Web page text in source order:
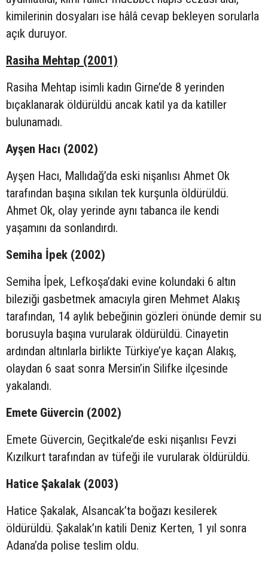
kimilerinin dosyaları ise hâlâ cevap bekleyen sorularla
açık duruyor.
Rasiha Mehtap (2001)
Rasiha Mehtap isimli kadın Girne’de 8 yerinden
bıçaklanarak öldürüldü ancak katil ya da katiller
bulunamadı.
Ayşen Hacı (2002)
Ayşen Hacı, Mallıdağ’da eski nişanlısı Ahmet Ok
tarafından başına sıkılan tek kurşunla öldürüldü.
Ahmet Ok, olay yerinde aynı tabanca ile kendi
yaşamını da sonlandırdı.
Semiha İpek (2002)
Semiha İpek, Lefkoşa’daki evine kolundaki 6 altın
bileziği gasbetmek amacıyla giren Mehmet Alakış
tarafından, 14 aylık bebeğinin gözleri önünde demir su
borusuyla başına vurularak öldürüldü. Cinayetin
ardından altınlarla birlikte Türkiye’ye kaçan Alakış,
olaydan 6 saat sonra Mersin’in Silifke ilçesinde
yakalandı.
Emete Güvercin (2002)
Emete Güvercin, Geçitkale’de eski nişanlısı Fevzi
Kızılkurt tarafından av tüfeği ile vurularak öldürüldü.
Hatice Şakalak (2003)
Hatice Şakalak, Alsancak’ta boğazı kesilerek
öldürüldü. Şakalak’ın katili Deniz Kerten, 1 yıl sonra
Adana’da polise teslim oldu.